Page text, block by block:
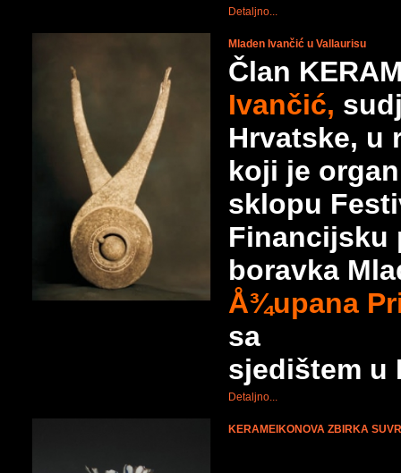
Detaljno...
Mladen Ivančić u Vallaurisu
Član
Ivančić,
Hrvatske, u
koji je
sklopu
Financijsku
boravka
Å¾upana
sa
sjedištem u
Detaljno...
KERAMEIKONOVA ZBIRKA